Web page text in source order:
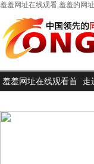
羞羞网址在线观看,羞羞的网
羞羞网址在线观看首 走